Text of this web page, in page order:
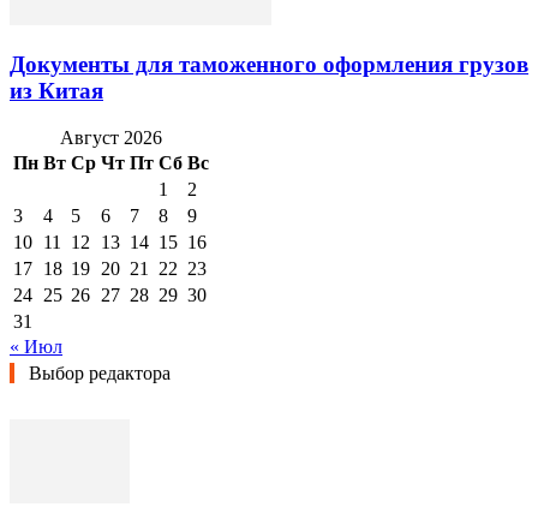
Документы для таможенного оформления грузов
из Китая
Август 2026
Пн Вт Ср Чт Пт Сб Вс
1
2
3
4 5 6 7 8
9
10 11 12 13 14 15 16
17 18 19 20 21 22 23
24 25 26 27 28 29 30
31
« Июл
Выбор редактора